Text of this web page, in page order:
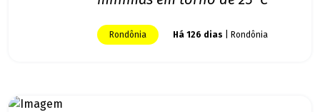
Rondônia Há 126 dias | Rondônia